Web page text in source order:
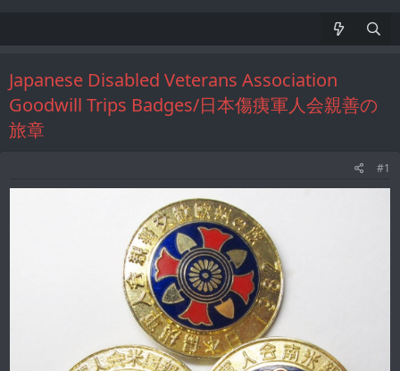
Japanese Disabled Veterans Association
Goodwill Trips Badges/日本傷痍軍人会親善の
旅章
#1